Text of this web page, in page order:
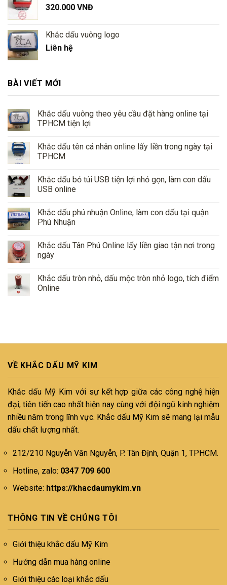
320.000 VNĐ
Khắc dấu vuông logo
Liên hệ
BÀI VIẾT MỚI
Khắc dấu vuông theo yêu cầu đặt hàng online tại
TPHCM tiện lợi
Khắc dấu tên cá nhân online lấy liền trong ngày tại
TPHCM
Khắc dấu bỏ túi USB tiện lợi nhỏ gọn, làm con dấu
USB online
Khắc dấu phú nhuận Online, làm con dấu tại quận
Phú Nhuận
Khắc dấu Tân Phú Online lấy liền giao tận nơi trong
ngày
Khắc dấu tròn nhỏ, dấu mộc tròn nhỏ logo, tích điểm
Online
VỀ KHẮC DẤU MỸ KIM
Khắc dấu Mỹ Kim với sự kết hợp giữa các công nghệ hiện
đại, tiên tiến cao nhất hiện nay cùng với đội ngũ kinh nghiệm
nhiều năm trong lĩnh vực. Khắc dấu Mỹ Kim sẽ mang lại mẫu
dấu chất lượng nhất.
212/210 Nguyễn Văn Nguyễn, P. Tân Định, Quận 1, TPHCM.
Hotline, zalo: 0347 709 600
Website: https://khacdaumykim.vn
THÔNG TIN VỀ CHÚNG TÔI
Giới thiệu khắc dấu Mỹ Kim
Hướng dẫn mua hàng online
Giới thiệu các loại khắc dấu